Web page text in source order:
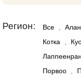
Регион: Все
Котка
Порвоо